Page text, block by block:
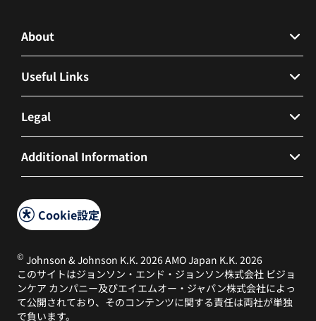
About
会社概要
Useful Links
Contact Us
FAQs
営業ログイン
管理者ログイン
社員はこちら
Legal
個人情報保護方針およびインターネットプライバシー
ポリシー
Cookieポリシー
Additional Information
Transparency
Cookie設定
© Johnson & Johnson K.K. 2026 AMO Japan K.K. 2026
このサイトはジョンソン・エンド・ジョンソン株式会社 ビジョ
ンケア カンパニー及びエイエムオー・ジャパン株式会社によっ
て公開されており、そのコンテンツに関する責任は両社が単独
で負います。